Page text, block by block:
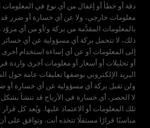
دقة أو خطأ أو إغفال من أي نوع في
معلومات خارجي، ولا عن أي خسارة أو ضرر قد
بالمعلومات المقدَّمة من بركة و/أو من أي
ذلك، لا تتحمل بركة أي مسؤولية عن أي
إلى المعلومات أو عن أي إساءة استخدام أخرى
أو تحليلات أو أسعار أو معلومات أخرى واردة
البريد الإلكتروني بوصفها تعليقات عامة حول
ولن تقبل بركة أي مسؤولية عن أي خسارة أو
لا الحصر، أي خسارة في الأرباح قد تنشأ
تلك المعلومات أو الاعتماد عليها. ويُعد كل قرار
مناسبًا قرارًا مستقلًا تتخذه أنت. وتوافق على